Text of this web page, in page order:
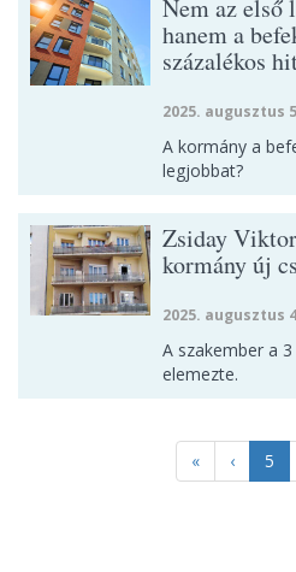
Nem az első
hanem a
százalékos
2025. augusztus
A kormány a
legjobbat?
Zsiday
kormány új
2025. augusztus
A szakember a
elemezte.
« ‹ 5